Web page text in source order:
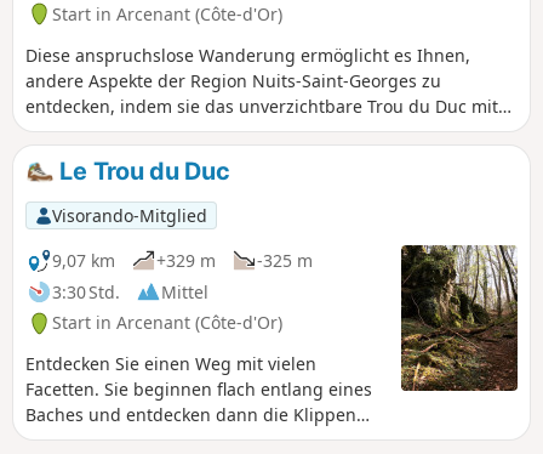
Start in Arcenant (Côte-d'Or)
Diese anspruchslose Wanderung ermöglicht es Ihnen,
andere Aspekte der Region Nuits-Saint-Georges zu
entdecken, indem sie das unverzichtbare Trou du Duc mit
klassischeren Abschnitten verbindet. Eine Wanderung, die
Sie unternehmen sollten, um Abwechslung zu schaffen,
wenn Sie alle anderen Wanderungen bereits gemacht
haben und Lust auf etwas Neues haben!
Le Trou du Duc
Visorando-Mitglied
9,07 km
+329 m
-325 m
3:30 Std.
Mittel
Start in Arcenant (Côte-d'Or)
Entdecken Sie einen Weg mit vielen
Facetten. Sie beginnen flach entlang eines
Baches und entdecken dann die Klippen
und das Trou du Duc. Durchqueren Sie den